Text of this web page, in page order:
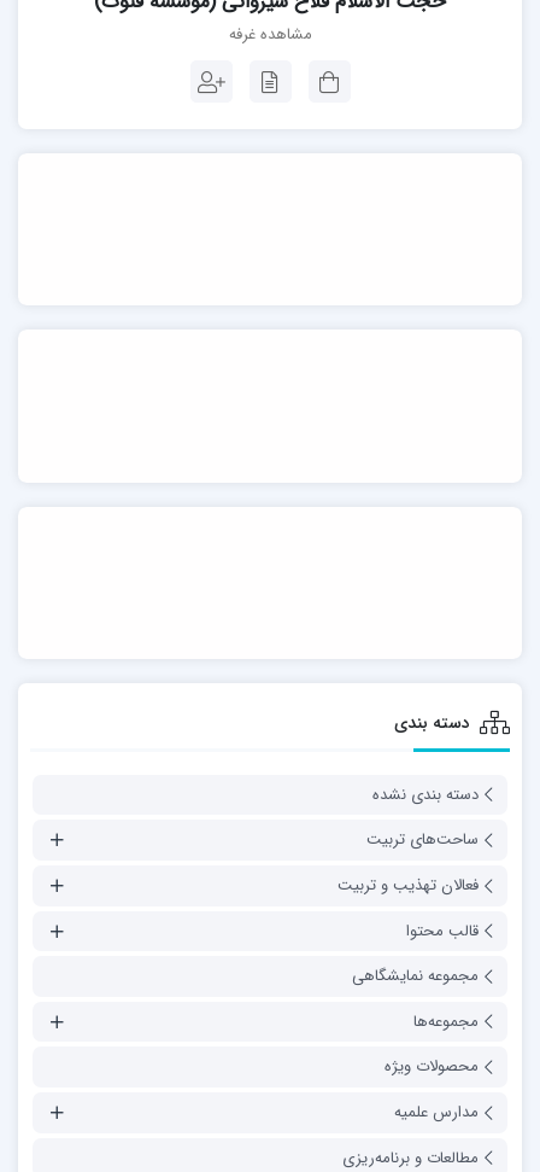
مشاهده غرفه
دسته بندی
دسته بندی نشده
ساحت‌های تربیت
فعالان تهذیب و تربیت
قالب محتوا
مجموعه نمایشگاهی
مجموعه‌ها
محصولات ویژه
مدارس علمیه
مطالعات و برنامه‌ریزی